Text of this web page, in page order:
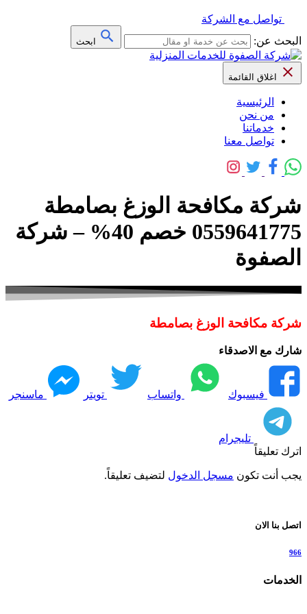
تواصل مع الشركة
البحث عن:
ابحث
اغلاق القائمة
الرئيسية
من نحن
خدماتنا
تواصل معنا
شركة مكافحة الوزغ بصامطة
0559641775 خصم 40% – شركة
الصفوة
شركة مكافحة الوزغ بصامطة
شارك مع الاصدقاء
فيسبوك واتساب تويتر ماسنجر
تليجرام
اترك تعليقاً
يجب أنت تكون مسجل الدخول لتضيف تعليقاً.
اتصل بنا الان
966
الخدمات